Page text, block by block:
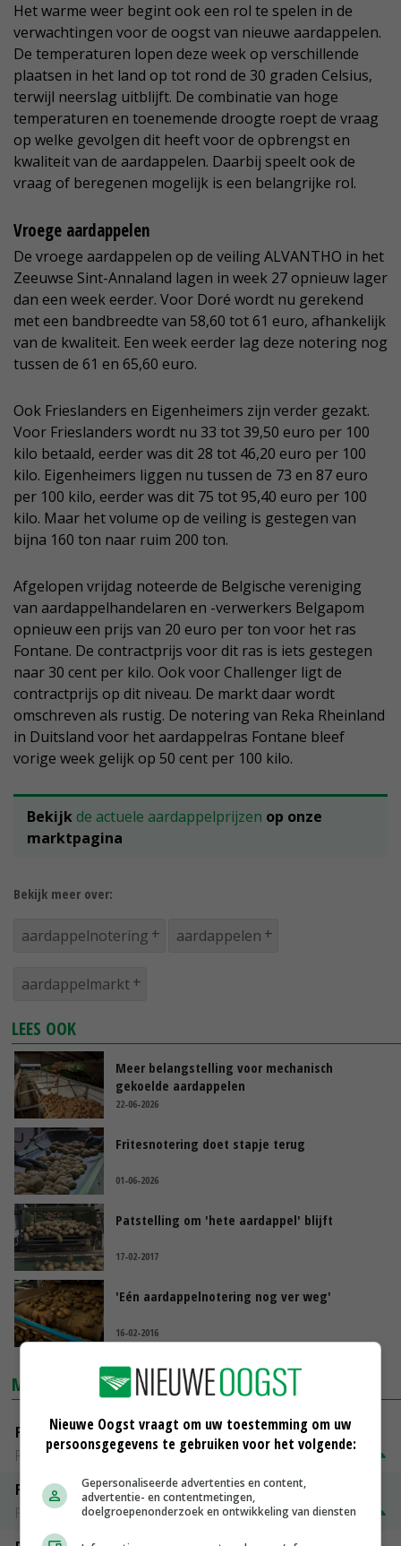
Het warme weer begint ook een rol te spelen in de
verwachtingen voor de oogst van nieuwe aardappelen.
De temperaturen lopen deze week op verschillende
plaatsen in het land op tot rond de 30 graden Celsius,
terwijl neerslag uitblijft. De combinatie van hoge
temperaturen en toenemende droogte roept de vraag
op welke gevolgen dit heeft voor de opbrengst en
kwaliteit van de aardappelen. Daarbij speelt ook de
vraag of beregenen mogelijk is een belangrijke rol.
Vroege aardappelen
De vroege aardappelen op de veiling ALVANTHO in het
Zeeuwse Sint-Annaland lagen in week 27 opnieuw lager
dan een week eerder. Voor Doré wordt nu gerekend
met een bandbreedte van 58,60 tot 61 euro, afhankelijk
van de kwaliteit. Een week eerder lag deze notering nog
tussen de 61 en 65,60 euro.
Ook Frieslanders en Eigenheimers zijn verder gezakt.
Voor Frieslanders wordt nu 33 tot 39,50 euro per 100
kilo betaald, eerder was dit 28 tot 46,20 euro per 100
kilo. Eigenheimers liggen nu tussen de 73 en 87 euro
per 100 kilo, eerder was dit 75 tot 95,40 euro per 100
kilo. Maar het volume op de veiling is gestegen van
bijna 160 ton naar ruim 200 ton.
Afgelopen vrijdag noteerde de Belgische vereniging
van aardappelhandelaren en -verwerkers Belgapom
opnieuw een prijs van 20 euro per ton voor het ras
Fontane. De contractprijs voor dit ras is iets gestegen
naar 30 cent per kilo. Ook voor Challenger ligt de
contractprijs op dit niveau. De markt daar wordt
omschreven als rustig. De notering van Reka Rheinland
in Duitsland voor het aardappelras Fontane bleef
vorige week gelijk op 50 cent per 100 kilo.
Bekijkde actuele aardappelprijzen op onze
marktpagina
Bekijk meer over:
aardappelnotering aardappelen
aardappelmarkt
LEES OOK
Meer belangstelling voor mechanisch
gekoelde aardappelen
22-06-2026
Fritesnotering doet stapje terug
01-06-2026
Patstelling om 'hete aardappel' blijft
17-02-2017
'Eén aardappelnotering nog ver weg'
16-02-2016
MARKTPRIJZEN
Fontane
PotatoNL
€ 15,00~ € 23,00
Fritesgeschikt NL Du Be
PotatoNL
€ 15,00~ € 23,00
Nieuwe Oogst vraagt om uw toestemming om uw
persoonsgegevens te gebruiken voor het volgende:
Gepersonaliseerde advertenties en content,
advertentie- en contentmetingen,
doelgroepenonderzoek en ontwikkeling van diensten